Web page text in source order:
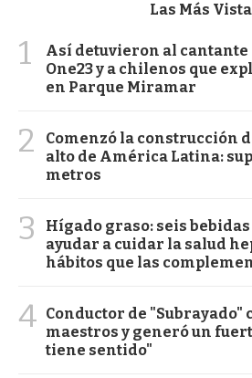
Las Más
1
Así detuvieron al cantante
One23 y a chilenos que
en Parque Miramar
2
Comenzó la construcción
alto de América Latina:
metros
3
Hígado graso: seis
ayudar a cuidar la salud
hábitos que las
4 Conductor de "Subrayado"
maestros y generó un
tiene sentido"